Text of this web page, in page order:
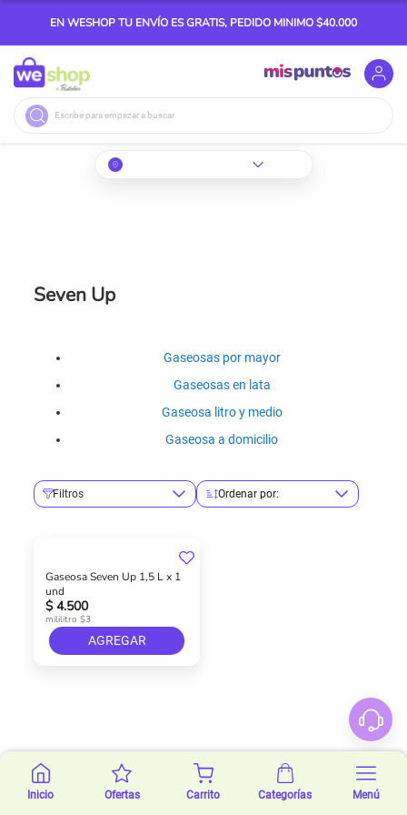
EN WESHOP TU ENVÍO ES GRATIS, PEDIDO MINIMO $40.000
Buscar
Inicio Ofertas Carrito Categorías Menú
Seven Up
Gaseosas por mayor
Gaseosas en lata
Gaseosa litro y medio
Gaseosa a domicilio
Filtros Ordenar por:
Gaseosa Seven Up 1,5 L x 1
und
$ 4.500
mililitro $3
AGREGAR